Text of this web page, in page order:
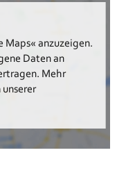
Maps« anzuzeigen.
Daten an
Mehr